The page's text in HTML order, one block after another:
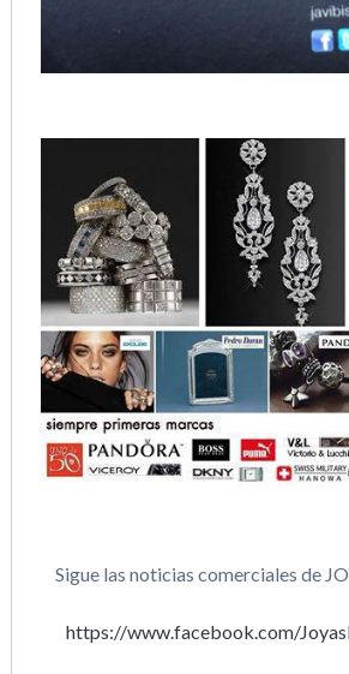
Sigue las noticias comerciales de
https://www.facebook.com/